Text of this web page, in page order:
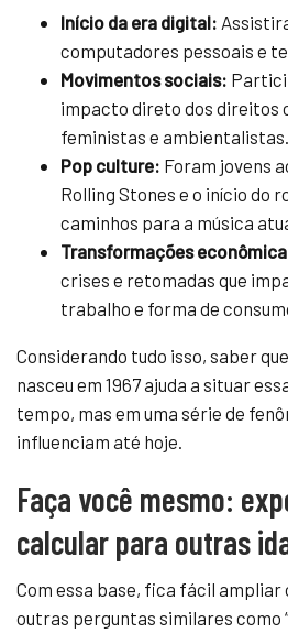
Início da era digital:
computadores pessoais e
Movimentos sociais:
impacto direto dos direitos
feministas e ambientalistas.
Pop culture: Foram jovens
Rolling Stones e o início do
caminhos para a música
Transformações
crises e retomadas que
trabalho e forma de
Considerando tudo isso, saber
nasceu em 1967 ajuda a situar
tempo, mas em uma série de
influenciam até hoje.
Faça você mesmo:
calcular para outras
Com essa base, fica fácil
outras perguntas similares como